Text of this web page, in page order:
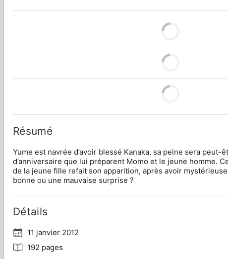
Résumé
Yume est navrée d’avoir blessé Kanaka, sa peine sera peut-
d’anniversaire que lui préparent Momo et le jeune homme.
de la jeune fille refait son apparition, après avoir
bonne ou une mauvaise surprise ?
Détails
11 janvier 2012
192 pages